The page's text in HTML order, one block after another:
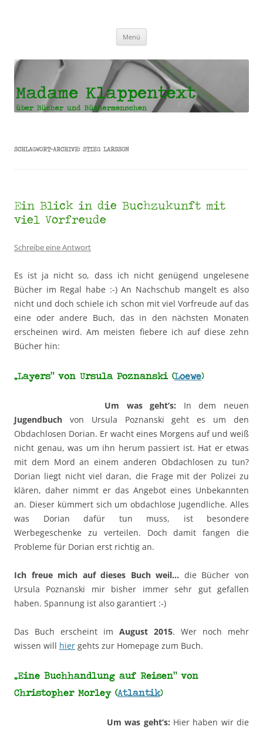
Menü
SCHLAGWORT-ARCHIVE: STIEG LARSSON
Ein Blick in die Buchzukunft mit
viel Vorfreude
Schreibe eine Antwort
Es ist ja nicht so, dass ich nicht genügend ungelesene
Bücher im Regal habe :-) An Nachschub mangelt es also
nicht und doch schiele ich schon mit viel Vorfreude auf das
eine oder andere Buch, das in den nächsten Monaten
erscheinen wird. Am meisten fiebere ich auf diese zehn
Bücher hin:
„Layers“ von Ursula Poznanski (Loewe)
Um was geht’s: In dem neuen
Jugendbuch von Ursula Poznanski geht es um den
Obdachlosen Dorian. Er wacht eines Morgens auf und weiß
nicht genau, was um ihn herum passiert ist. Hat er etwas
mit dem Mord an einem anderen Obdachlosen zu tun?
Dorian liegt nicht viel daran, die Frage mit der Polizei zu
klären, daher nimmt er das Angebot eines Unbekannten
an. Dieser kümmert sich um obdachlose Jugendliche. Alles
was Dorian dafür tun muss, ist besondere
Werbegeschenke zu verteilen. Doch damit fangen die
Probleme für Dorian erst richtig an.
Ich freue mich auf dieses Buch weil… die Bücher von
Ursula Poznanski mir bisher immer sehr gut gefallen
haben. Spannung ist also garantiert :-)
Das Buch erscheint im August 2015. Wer noch mehr
wissen will hier gehts zur Homepage zum Buch.
„Eine Buchhandlung auf Reisen“ von
Christopher Morley (Atlantik)
Um was geht’s: Hier haben wir die